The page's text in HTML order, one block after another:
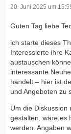
20. Juni 2025 um
Guten Tag liebe
ich starte dieses
Interessierte ihre
austauschen
interessante
handelt – hier ist
und Angeboten zu
Um die Diskussion
gestalten, wäre es
werden. Angaben